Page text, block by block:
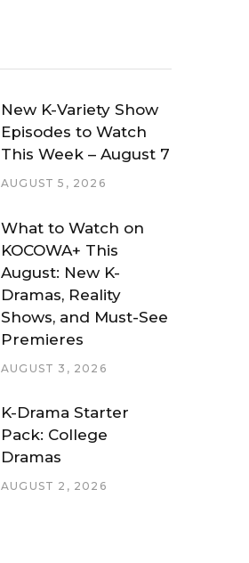
New K-Variety Show
Episodes to Watch
This Week – August 7
AUGUST 5, 2026
What to Watch on
KOCOWA+ This
August: New K-
Dramas, Reality
Shows, and Must-See
Premieres
AUGUST 3, 2026
K-Drama Starter
Pack: College
Dramas
AUGUST 2, 2026